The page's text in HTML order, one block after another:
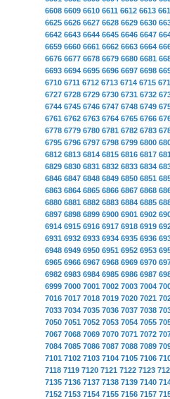
6608 6609 6610 6611 6612 6613
6625 6626 6627 6628 6629 6630
6642 6643 6644 6645 6646 6647
6659 6660 6661 6662 6663 6664
6676 6677 6678 6679 6680 6681
6693 6694 6695 6696 6697 6698
6710 6711 6712 6713 6714 6715
6727 6728 6729 6730 6731 6732
6744 6745 6746 6747 6748 6749
6761 6762 6763 6764 6765 6766
6778 6779 6780 6781 6782 6783
6795 6796 6797 6798 6799 6800
6812 6813 6814 6815 6816 6817
6829 6830 6831 6832 6833 6834
6846 6847 6848 6849 6850 6851
6863 6864 6865 6866 6867 6868
6880 6881 6882 6883 6884 6885
6897 6898 6899 6900 6901 6902
6914 6915 6916 6917 6918 6919
6931 6932 6933 6934 6935 6936
6948 6949 6950 6951 6952 6953
6965 6966 6967 6968 6969 6970
6982 6983 6984 6985 6986 6987
6999 7000 7001 7002 7003 7004
7016 7017 7018 7019 7020 7021
7033 7034 7035 7036 7037 7038
7050 7051 7052 7053 7054 7055
7067 7068 7069 7070 7071 7072
7084 7085 7086 7087 7088 7089
7101 7102 7103 7104 7105 7106
7118 7119 7120 7121 7122 7123
7135 7136 7137 7138 7139 7140
7152 7153 7154 7155 7156 7157